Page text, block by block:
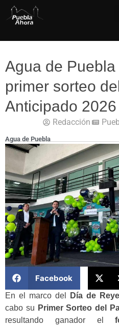
Agua de
primer sorteo
Anticipado 2026
Redacción
Agua de Puebla
Facebook
En el marco del Día de
cabo su Primer Sorteo del
resultando ganador el